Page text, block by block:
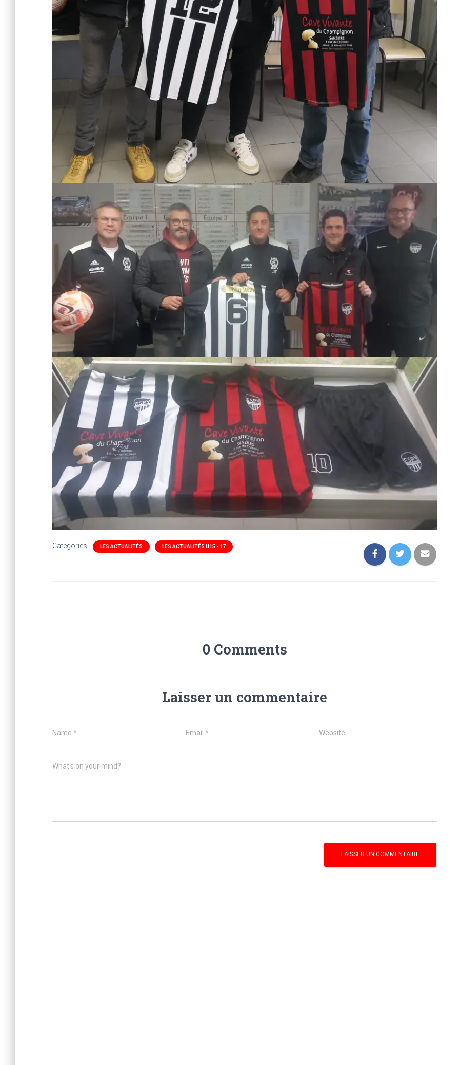
Categories: LES ACTUALITÉS LES ACTUALITÉS U15 - 17
0 Comments
Laisser un commentaire
Name * Email * Website
What's on your mind?